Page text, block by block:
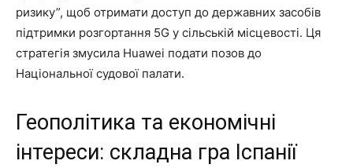
ризику”, щоб отримати доступ до державних засобів
підтримки розгортання 5G у сільській місцевості. Ця
стратегія змусила Huawei подати позов до
Національної судової палати.
Геополітика та економічні
інтереси: складна гра Іспанії